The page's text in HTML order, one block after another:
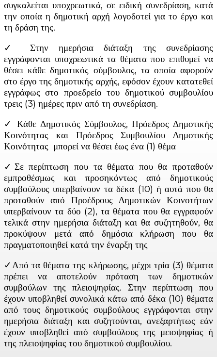
συγκαλείται υποχρεωτικά, σε ειδική συνεδρίαση, κατά
την οποία η δημοτική αρχή λογοδοτεί για το έργο και
τη δράση της.
✓ Στην ημερήσια διάταξη της συνεδρίασης
εγγράφονται υποχρεωτικά τα θέματα που επιθυμεί να
θέσει κάθε δημοτικός σύμβουλος, τα οποία αφορούν
στο έργο της δημοτικής αρχής, εφόσον έχουν κατατεθεί
εγγράφως στο προεδρείο του δημοτικού συμβουλίου
τρεις (3) ημέρες πριν από τη συνεδρίαση.
✓ Κάθε Δημοτικός Σύμβουλος, Πρόεδρος Δημοτικής
Κοινότητας και Πρόεδρος Συμβουλίου Δημοτικής
Κοινότητας μπορεί να θέσει έως ένα (1) θέμα
✓Σε περίπτωση που τα θέματα που θα προταθούν
εμπροθέσμως και προσηκόντως από δημοτικούς
συμβούλους υπερβαίνουν τα δέκα (10) ή αυτά που θα
προταθούν από Προέδρους Δημοτικών Κοινοτήτων
υπερβαίνουν τα δύο (2), τα θέματα που θα εγγραφούν
τελικά στην ημερήσια διάταξη και θα συζητηθούν, θα
προκύψουν μετά από δημόσια κλήρωση που θα
πραγματοποιηθεί κατά την έναρξη της
✓Από τα θέματα της κλήρωσης, μέχρι τρία (3) θέματα
πρέπει να αποτελούν πρόταση των δημοτικών
συμβούλων της πλειοψηφίας. Στην περίπτωση που
έχουν υποβληθεί συνολικά κάτω από δέκα (10) θέματα
από τους δημοτικούς συμβούλους εγγράφονται στην
ημερήσια διάταξη και συζητούνται, ανεξαρτήτως εάν
έχουν υποβληθεί από συμβούλους της μειοψηφίας ή
της πλειοψηφίας του δημοτικού συμβουλίου.